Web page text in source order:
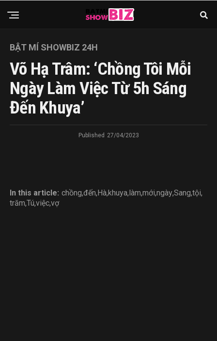
BẬT MÍ SHOWBIZ 24H
Võ Hạ Trâm: ‘Chồng Tôi Mỗi
Ngày Làm Việc Từ 5h Sáng
Đến Khuya’
Published 27/04/2023
In this article: chồng,đến,Hà,khuya,làm,mới,ngày,Sang,tội,
trăm,Tú,việc,vợ